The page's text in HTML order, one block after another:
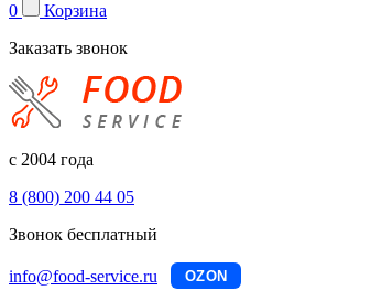
0
Корзина
Заказать звонок
с 2004 года
8 (800) 200 44 05
Звонок бесплатный
info@food-service.ru OZON